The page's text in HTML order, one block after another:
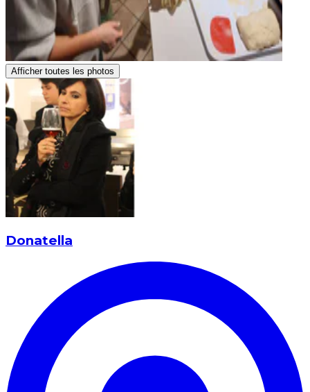
Afficher toutes les photos
Donatella